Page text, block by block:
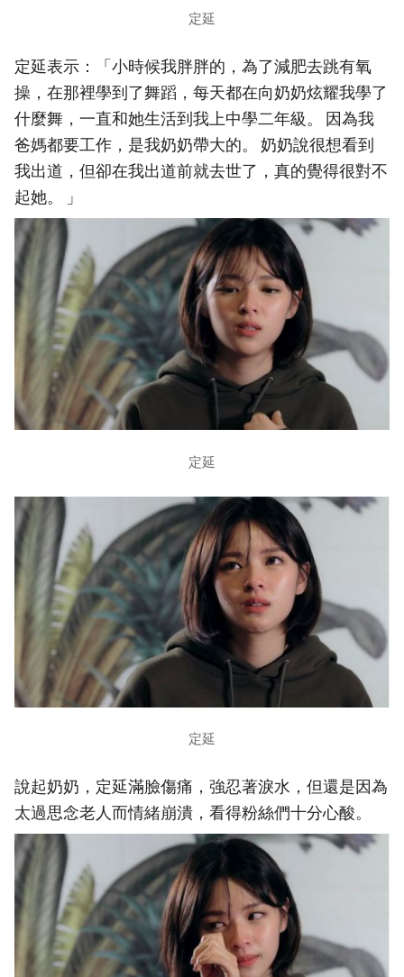
定延
定延表示：「小時候我胖胖的，為了減肥去跳有氧
操，在那裡學到了舞蹈，每天都在向奶奶炫耀我學了
什麼舞，一直和她生活到我上中學二年級。 因為我
爸媽都要工作，是我奶奶帶大的。 奶奶說很想看到
我出道，但卻在我出道前就去世了，真的覺得很對不
起她。 」
定延
定延
說起奶奶，定延滿臉傷痛，強忍著淚水，但還是因為
太過思念老人而情緒崩潰，看得粉絲們十分心酸。